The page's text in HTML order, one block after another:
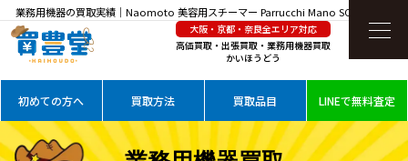
業務用機器の買取実績｜Naomoto 美容用スチーマー Parrucchi Mano SC100-
HRS112-CWを高価買取
大阪・京都・奈良全エリア対応
高価買取・出張買取・業務用機器買取
かいほうどう
初めての方へ 買取方法 買取品目 LINEで無料査定